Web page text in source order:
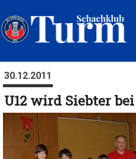
30.12.2011
U12 wird Siebter